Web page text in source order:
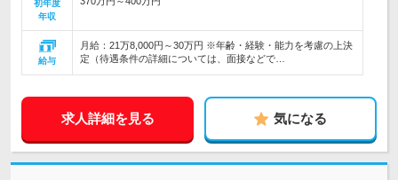
初年度
年収
給与
月給：21万8,000円～30万円 ※年齢・経験・能力を考慮の上決
定（待遇条件の詳細については、面接などで…
求人詳細を見る 気になる